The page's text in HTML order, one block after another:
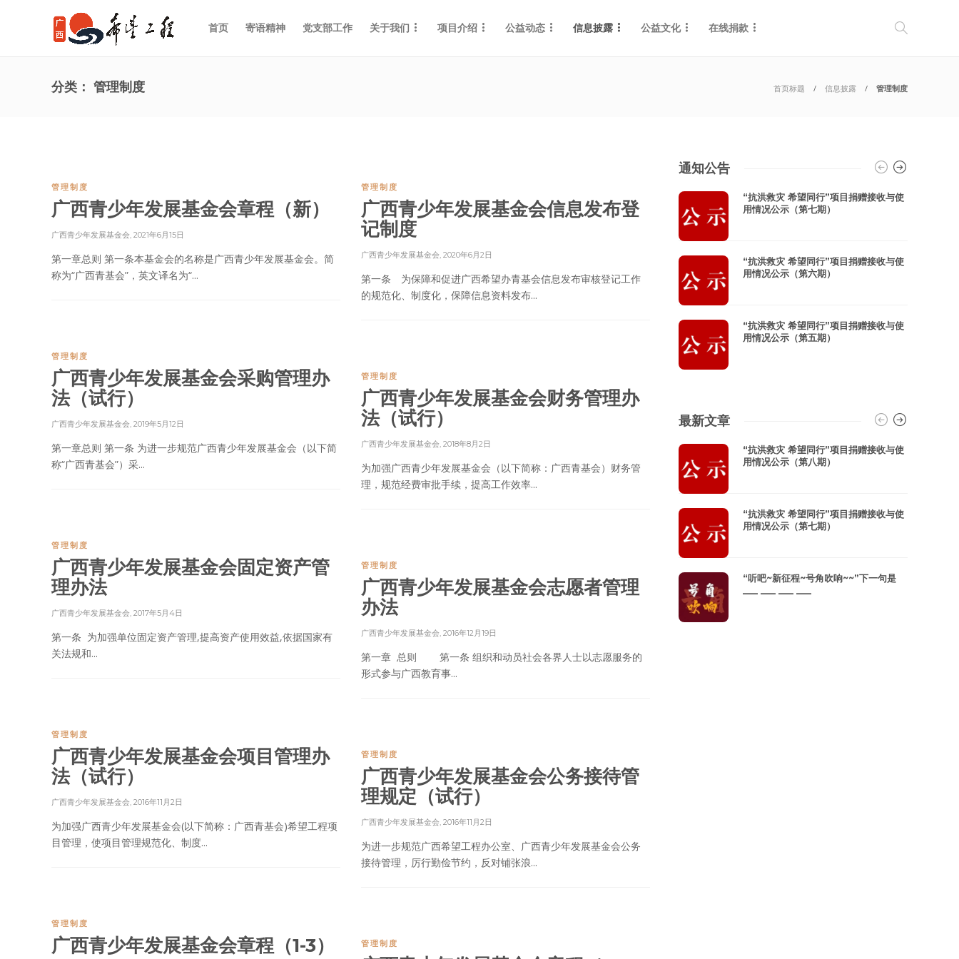
首页 寄语精神 党支部工作 关于我们 项目介绍 公益动态 信息披露 公益文化 在线捐款
分类： 管理制度 首页标题 信息披露 管理制度
管理制度
广西青少年发展基金会章程（新）
广西青少年发展基金会, 2021年6月15日
第一章总则 第一条本基金会的名称是广西青少年发展基金会。简
称为“广西青基会”，英文译名为“...
管理制度
广西青少年发展基金会信息发布登
记制度
广西青少年发展基金会, 2020年6月2日
第一条 为保障和促进广西希望办青基会信息发布审核登记工作
的规范化、制度化，保障信息资料发布...
管理制度
广西青少年发展基金会采购管理办
法（试行）
广西青少年发展基金会, 2019年5月12日
第一章总则 第一条 为进一步规范广西青少年发展基金会（以下简
称“广西青基会”）采...
管理制度
广西青少年发展基金会财务管理办
法（试行）
广西青少年发展基金会, 2018年8月2日
为加强广西青少年发展基金会（以下简称：广西青基会）财务管
理，规范经费审批手续，提高工作效率...
管理制度
广西青少年发展基金会固定资产管
理办法
广西青少年发展基金会, 2017年5月4日
第一条 为加强单位固定资产管理,提高资产使用效益,依据国家有
关法规和...
管理制度
广西青少年发展基金会志愿者管理
办法
广西青少年发展基金会, 2016年12月19日
第一章 总则 第一条 组织和动员社会各界人士以志愿服务的
形式参与广西教育事...
管理制度
广西青少年发展基金会项目管理办
法（试行）
广西青少年发展基金会, 2016年11月2日
为加强广西青少年发展基金会(以下简称：广西青基会)希望工程项
目管理，使项目管理规范化、制度...
管理制度
广西青少年发展基金会公务接待管
理规定（试行）
广西青少年发展基金会, 2016年11月2日
为进一步规范广西希望工程办公室、广西青少年发展基金会公务
接待管理，厉行勤俭节约，反对铺张浪...
管理制度
广西青少年发展基金会章程（1-3） 管理制度
通知公告
“抗洪救灾 希望同行”项目捐赠接收与使
用情况公示（第七期）
“抗洪救灾 希望同行”项目捐赠接收与使
用情况公示（第六期）
“抗洪救灾 希望同行”项目捐赠接收与使
用情况公示（第五期）
最新文章
“抗洪救灾 希望同行”项目捐赠接收与使
用情况公示（第八期）
“抗洪救灾 希望同行”项目捐赠接收与使
用情况公示（第七期）
“听吧~新征程~号角吹响~~”下一句是